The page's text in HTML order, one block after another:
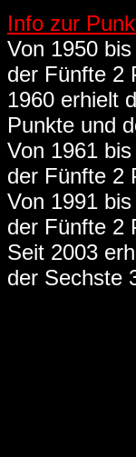
Info zur
Von 1950
der Fünfte 2
1960 erhielt
Punkte und
Von 1961
der Fünfte 2
Von 1991
der Fünfte 2
Seit 2003
der Sechste